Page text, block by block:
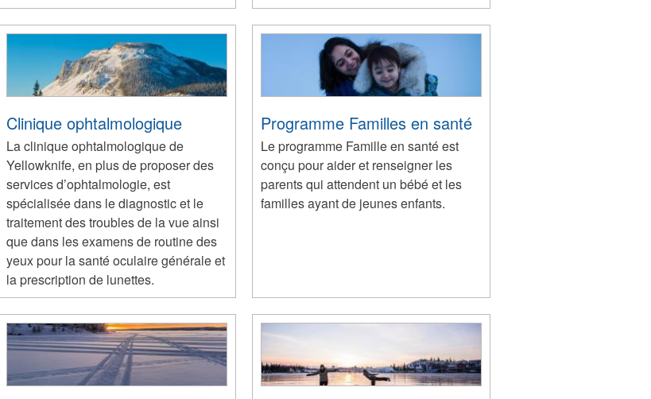
Clinique ophtalmologique
La clinique ophtalmologique de
Yellowknife, en plus de proposer des
services d’ophtalmologie, est
spécialisée dans le diagnostic et le
traitement des troubles de la vue ainsi
que dans les examens de routine des
yeux pour la santé oculaire générale et
la prescription de lunettes.
Programme Familles en santé
Le programme Famille en santé est
conçu pour aider et renseigner les
parents qui attendent un bébé et les
familles ayant de jeunes enfants.